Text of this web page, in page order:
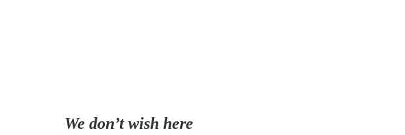
We don’t wish here